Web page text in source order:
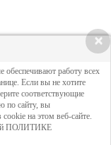
×
обеспечивают работу всех
Если вы не хотите
соответствующие
по сайту, вы
cookie на этом веб-сайте.
ПОЛИТИКЕ